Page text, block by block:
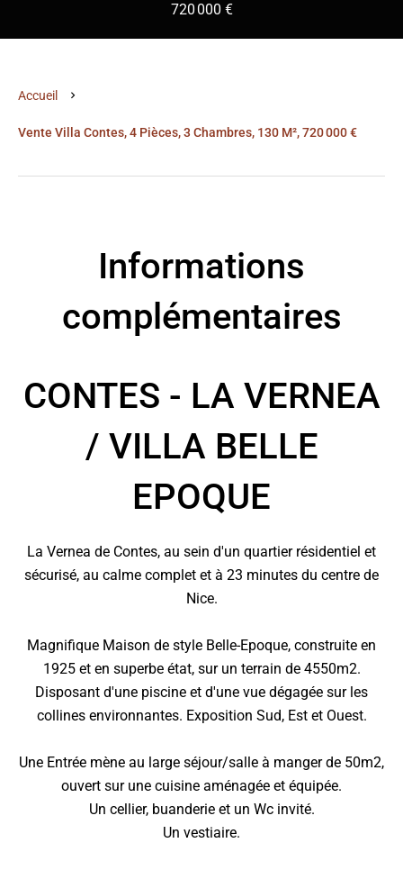
720 000 €
Accueil
Vente Villa Contes, 4 Pièces, 3 Chambres, 130 M², 720 000 €
Informations
complémentaires
CONTES - LA VERNEA
/ VILLA BELLE
EPOQUE
La Vernea de Contes, au sein d'un quartier résidentiel et
sécurisé, au calme complet et à 23 minutes du centre de
Nice.
Magnifique Maison de style Belle-Epoque, construite en
1925 et en superbe état, sur un terrain de 4550m2.
Disposant d'une piscine et d'une vue dégagée sur les
collines environnantes. Exposition Sud, Est et Ouest.
Une Entrée mène au large séjour/salle à manger de 50m2,
ouvert sur une cuisine aménagée et équipée.
Un cellier, buanderie et un Wc invité.
Un vestiaire.